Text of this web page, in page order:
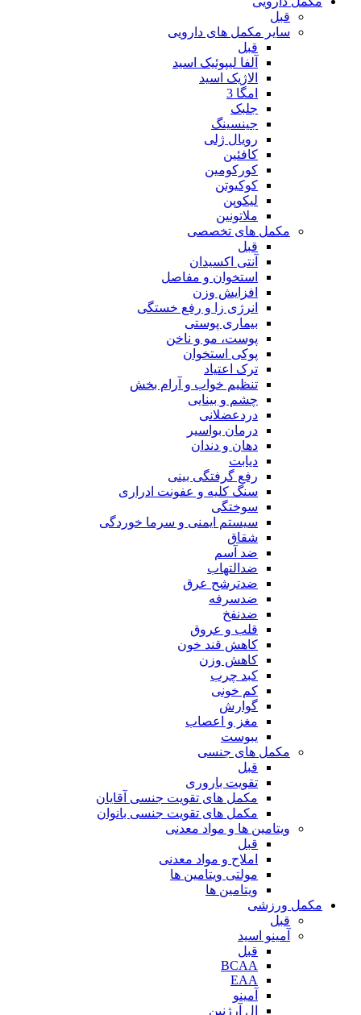
قبل
سایر مکمل های دارویی
قبل
آلفا لیپوئیک اسید
الاژیک اسید
امگا 3
جلبک
جینسینگ
رویال ژلی
کافئین
کورکومین
کوکیوتن
لیکوپن
ملاتونین
مکمل های تخصصی
قبل
آنتی اکسیدان
استخوان و مفاصل
افزایش وزن
انرژی زا و رفع خستگی
بیماری پوستی
پوست، مو و ناخن
پوکی استخوان
ترک اعتیاد
تنظیم خواب و آرام بخش
چشم و بینایی
دردعضلانی
درمان بواسیر
دهان و دندان
دیابت
رفع گرفتگی بینی
سنگ کلیه و عفونت ادراری
سوختگی
سیستم ایمنی و سرما خوردگی
شقاق
ضد آسم
ضدالتهاب
ضدترشح عرق
ضدسرفه
ضدنفخ
قلب و عروق
کاهش قند خون
کاهش وزن
کبد چرب
کم خونی
گوارش
مغز و اعصاب
یبوست
مکمل های جنسی
قبل
تقویت باروری
مکمل های تقویت جنسی آقایان
مکمل های تقویت جنسی بانوان
ویتامین ها و مواد معدنی
قبل
املاح و مواد معدنی
مولتی ویتامین ها
ویتامین ها
مکمل ورزشی
قبل
آمینو اسید
قبل
BCAA
EAA
آمینو
ال آرژنین